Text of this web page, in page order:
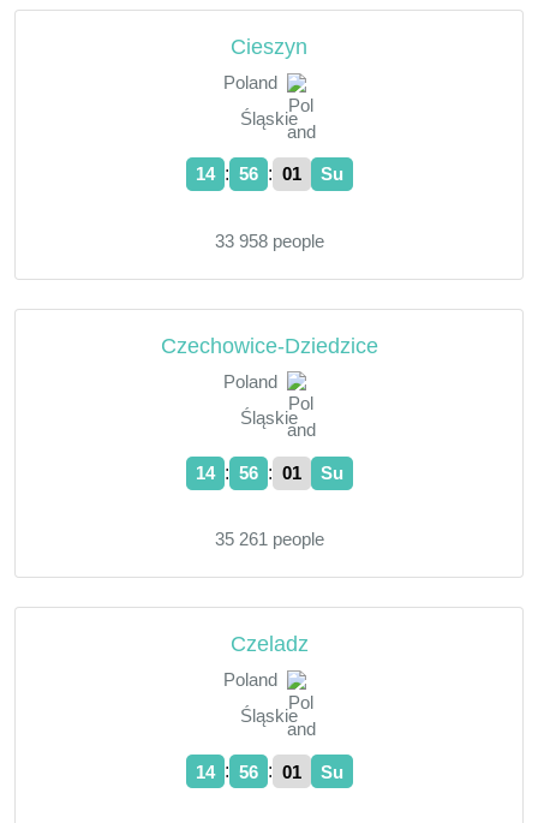
Cieszyn
Poland
Śląskie
14 : 56 : 02 Su
33 958 people
Czechowice-Dziedzice
Poland
Śląskie
14 : 56 : 02 Su
35 261 people
Czeladz
Poland
Śląskie
14 : 56 : 02 Su